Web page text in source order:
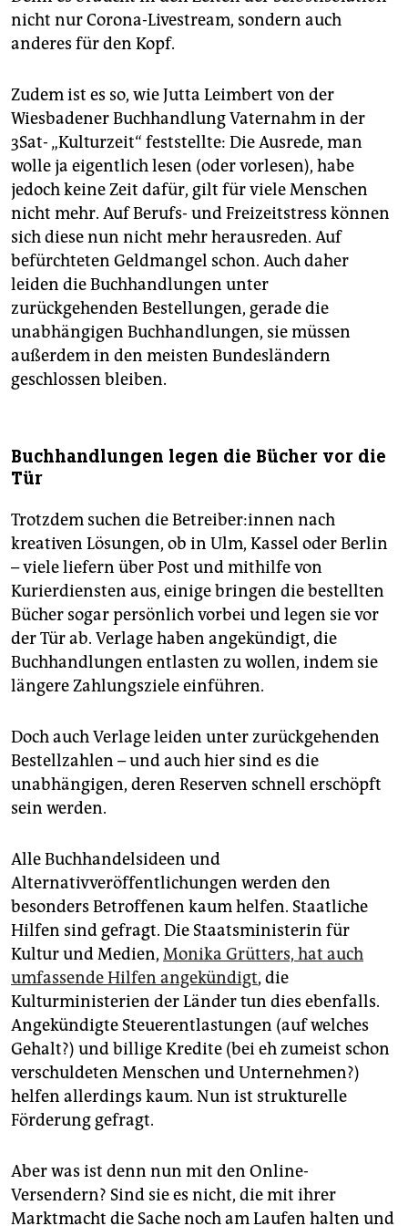
nicht nur Corona-Livestream, sondern auch
anderes für den Kopf.
Zudem ist es so, wie Jutta Leimbert von der
Wiesbadener Buchhandlung Vaternahm in der
3Sat- „Kulturzeit“ feststellte: Die Ausrede, man
wolle ja eigentlich lesen (oder vorlesen), habe
jedoch keine Zeit dafür, gilt für viele Menschen
nicht mehr. Auf Berufs- und Freizeitstress können
sich diese nun nicht mehr herausreden. Auf
befürchteten Geldmangel schon. Auch daher
leiden die Buchhandlungen unter
zurückgehenden Bestellungen, gerade die
unabhängigen Buchhandlungen, sie müssen
außerdem in den meisten Bundesländern
geschlossen bleiben.
Buchhandlungen legen die Bücher vor die
Tür
Trotzdem suchen die Betreiber:innen nach
kreativen Lösungen, ob in Ulm, Kassel oder Berlin
– viele liefern über Post und mithilfe von
Kurierdiensten aus, einige bringen die bestellten
Bücher sogar persönlich vorbei und legen sie vor
der Tür ab. Verlage haben angekündigt, die
Buchhandlungen entlasten zu wollen, indem sie
längere Zahlungsziele einführen.
Doch auch Verlage leiden unter zurückgehenden
Bestellzahlen – und auch hier sind es die
unabhängigen, deren Reserven schnell erschöpft
sein werden.
Alle Buchhandelsideen und
Alternativveröffentlichungen werden den
besonders Betroffenen kaum helfen. Staatliche
Hilfen sind gefragt. Die Staatsministerin für
Kultur und Medien, Monika Grütters, hat auch
umfassende Hilfen angekündigt, die
Kulturministerien der Länder tun dies ebenfalls.
Angekündigte Steuerentlastungen (auf welches
Gehalt?) und billige Kredite (bei eh zumeist schon
verschuldeten Menschen und Unternehmen?)
helfen allerdings kaum. Nun ist strukturelle
Förderung gefragt.
Aber was ist denn nun mit den Online-
Versendern? Sind sie es nicht, die mit ihrer
Marktmacht die Sache noch am Laufen halten und